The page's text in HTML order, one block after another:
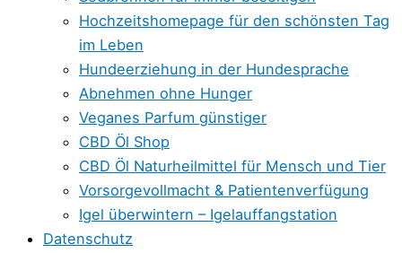
Hochzeitshomepage für den schönsten Tag
im Leben
Hundeerziehung in der Hundesprache
Abnehmen ohne Hunger
Veganes Parfum günstiger
CBD Öl Shop
CBD Öl Naturheilmittel für Mensch und Tier
Vorsorgevollmacht & Patientenverfügung
Igel überwintern – Igelauffangstation
Datenschutz